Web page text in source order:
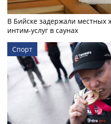
В Бийске задержали местных
интим-услуг в саунах
Спорт